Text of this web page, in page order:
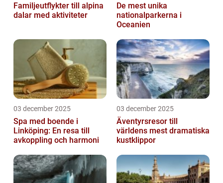
Familjeutflykter till alpina
dalar med aktiviteter
De mest unika
nationalparkerna i
Oceanien
03 december 2025
Spa med boende i
Linköping: En resa till
avkoppling och harmoni
03 december 2025
Äventyrsresor till
världens mest dramatiska
kustklippor